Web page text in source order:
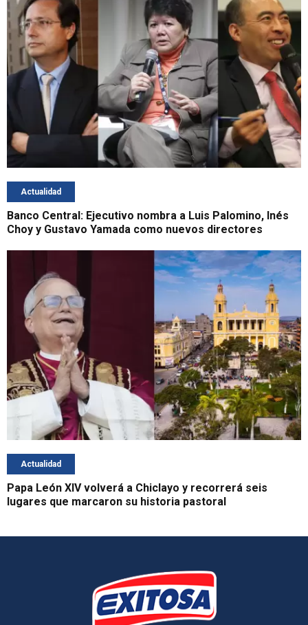
Actualidad
Banco Central: Ejecutivo nombra a Luis Palomino, Inés
Choy y Gustavo Yamada como nuevos directores
Actualidad
Papa León XIV volverá a Chiclayo y recorrerá seis
lugares que marcaron su historia pastoral